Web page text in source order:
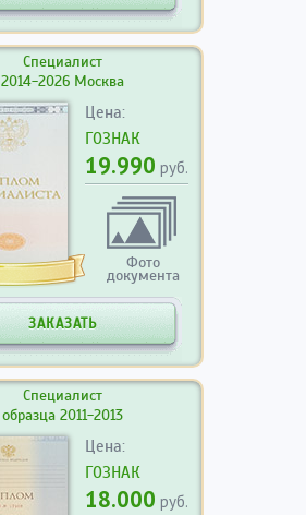
Специалист
2014-2026 Москва
Цена:
ГОЗНАК
19.990 руб.
Фото
документа
ЗАКАЗАТЬ
Специалист
образца 2011-2013
Цена:
ГОЗНАК
18.000 руб.